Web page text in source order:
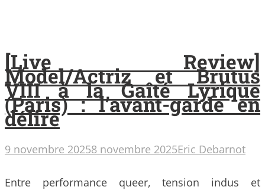
[Live Review]
Model/Actriz et Brutus
VIII à la Gaîté Lyrique
(Paris) : l’avant-garde en
délire
9 novembre 20258 novembre 2025Eric Debarnot
Entre performance queer, tension indus et